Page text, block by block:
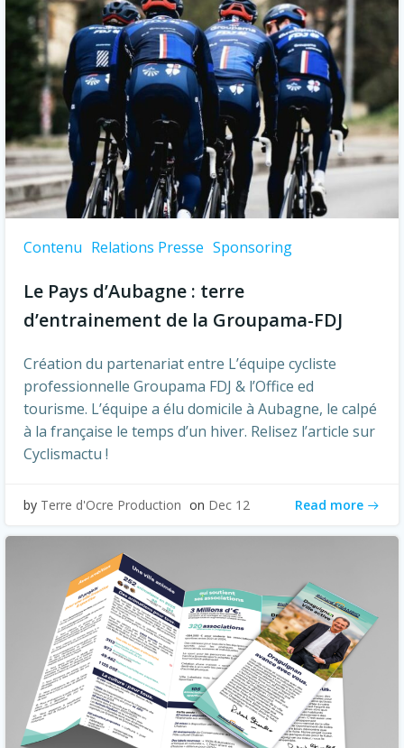
Contenu Relations Presse Sponsoring
Le Pays d’Aubagne : terre
d’entrainement de la Groupama-FDJ
Création du partenariat entre L’équipe cycliste
professionnelle Groupama FDJ & l’Office ed
tourisme. L’équipe a élu domicile à Aubagne, le calpé
à la française le temps d’un hiver. Relisez l’article sur
Cyclismactu !
by Terre d'Ocre Production on Dec 12 Read more